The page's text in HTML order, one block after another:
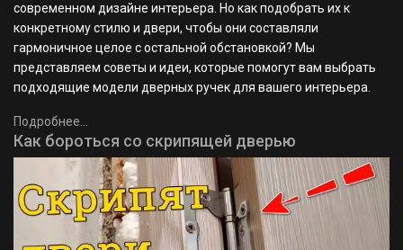
современном дизайне интерьера. Но как подобрать их к
конкретному стилю и двери, чтобы они составляли
гармоничное целое с остальной обстановкой? Мы
представляем советы и идеи, которые помогут вам выбрать
подходящие модели дверных ручек для вашего интерьера.
Подробнее...
Как бороться со скрипящей дверью